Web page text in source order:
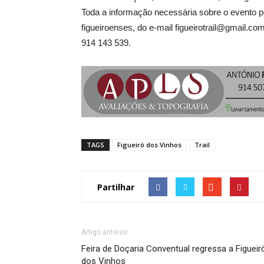
Toda a informação necessária sobre o evento
figueiroenses, do e-mail
914 143 539.
TAGS Figueiró dos Vinhos Trail
Partilhar
Artigo anterior
Feira de Doçaria Conventual regressa a
dos Vinhos